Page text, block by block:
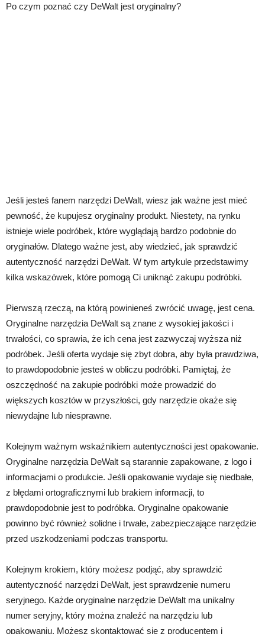
Po czym poznać czy DeWalt jest oryginalny?
Jeśli jesteś fanem narzędzi DeWalt, wiesz jak ważne jest mieć
pewność, że kupujesz oryginalny produkt. Niestety, na rynku
istnieje wiele podróbek, które wyglądają bardzo podobnie do
oryginałów. Dlatego ważne jest, aby wiedzieć, jak sprawdzić
autentyczność narzędzi DeWalt. W tym artykule przedstawimy
kilka wskazówek, które pomogą Ci uniknąć zakupu podróbki.
Pierwszą rzeczą, na którą powinieneś zwrócić uwagę, jest cena.
Oryginalne narzędzia DeWalt są znane z wysokiej jakości i
trwałości, co sprawia, że ich cena jest zazwyczaj wyższa niż
podróbek. Jeśli oferta wydaje się zbyt dobra, aby była prawdziwa,
to prawdopodobnie jesteś w obliczu podróbki. Pamiętaj, że
oszczędność na zakupie podróbki może prowadzić do
większych kosztów w przyszłości, gdy narzędzie okaże się
niewydajne lub niesprawne.
Kolejnym ważnym wskaźnikiem autentyczności jest opakowanie.
Oryginalne narzędzia DeWalt są starannie zapakowane, z logo i
informacjami o produkcie. Jeśli opakowanie wydaje się niedbałe,
z błędami ortograficznymi lub brakiem informacji, to
prawdopodobnie jest to podróbka. Oryginalne opakowanie
powinno być również solidne i trwałe, zabezpieczające narzędzie
przed uszkodzeniami podczas transportu.
Kolejnym krokiem, który możesz podjąć, aby sprawdzić
autentyczność narzędzi DeWalt, jest sprawdzenie numeru
seryjnego. Każde oryginalne narzędzie DeWalt ma unikalny
numer seryjny, który można znaleźć na narzędziu lub
opakowaniu. Możesz skontaktować się z producentem i